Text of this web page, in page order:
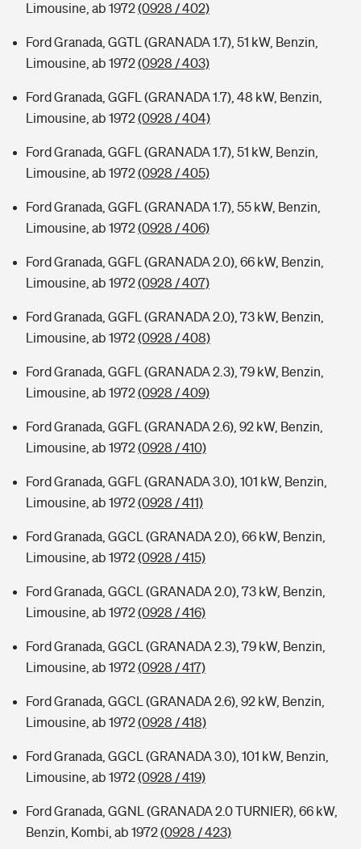
Limousine, ab 1972(0928 / 402)
Ford Granada, GGTL (GRANADA 1.7), 51 kW, Benzin,
Limousine, ab 1972(0928 / 403)
Ford Granada, GGFL (GRANADA 1.7), 48 kW, Benzin,
Limousine, ab 1972(0928 / 404)
Ford Granada, GGFL (GRANADA 1.7), 51 kW, Benzin,
Limousine, ab 1972(0928 / 405)
Ford Granada, GGFL (GRANADA 1.7), 55 kW, Benzin,
Limousine, ab 1972(0928 / 406)
Ford Granada, GGFL (GRANADA 2.0), 66 kW, Benzin,
Limousine, ab 1972(0928 / 407)
Ford Granada, GGFL (GRANADA 2.0), 73 kW, Benzin,
Limousine, ab 1972(0928 / 408)
Ford Granada, GGFL (GRANADA 2.3), 79 kW, Benzin,
Limousine, ab 1972(0928 / 409)
Ford Granada, GGFL (GRANADA 2.6), 92 kW, Benzin,
Limousine, ab 1972(0928 / 410)
Ford Granada, GGFL (GRANADA 3.0), 101 kW, Benzin,
Limousine, ab 1972(0928 / 411)
Ford Granada, GGCL (GRANADA 2.0), 66 kW, Benzin,
Limousine, ab 1972(0928 / 415)
Ford Granada, GGCL (GRANADA 2.0), 73 kW, Benzin,
Limousine, ab 1972(0928 / 416)
Ford Granada, GGCL (GRANADA 2.3), 79 kW, Benzin,
Limousine, ab 1972(0928 / 417)
Ford Granada, GGCL (GRANADA 2.6), 92 kW, Benzin,
Limousine, ab 1972(0928 / 418)
Ford Granada, GGCL (GRANADA 3.0), 101 kW, Benzin,
Limousine, ab 1972(0928 / 419)
Ford Granada, GGNL (GRANADA 2.0 TURNIER), 66 kW,
Benzin, Kombi, ab 1972(0928 / 423)